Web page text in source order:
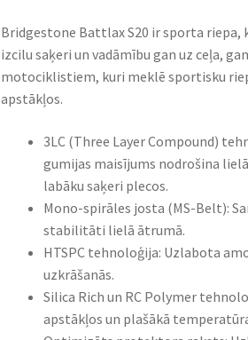
Bridgestone Battlax S20 ir sporta
izcilu saķeri un vadāmību gan uz ceļa,
motociklistiem, kuri meklē sportisku
apstākļos.​
3LC (Three Layer Compound)
gumijas maisījums nodrošina
labāku saķeri plecos.​
Mono-spirāles josta (MS-Belt):
stabilitāti lielā ātrumā.​
HTSPC tehnoloģija: Uzlabota
uzkrāšanās.​
Silica Rich un RC Polymer
apstākļos un plašākā